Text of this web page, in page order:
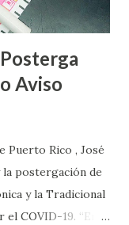
Aviso
Puerto Rico , José
la postergación de
y la Tradicional
COVID-19. “En